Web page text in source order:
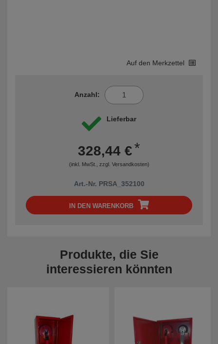
Auf den Merkzettel
Anzahl:
Lieferbar
328,44 €*
(inkl. MwSt., zzgl. Versandkosten)
Art.-Nr. PRSA_352100
IN DEN WARENKORB
Produkte, die Sie
interessieren könnten